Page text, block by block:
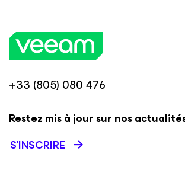
+33 (805) 080 476
Restez mis à jour sur nos
S’INSCRIRE